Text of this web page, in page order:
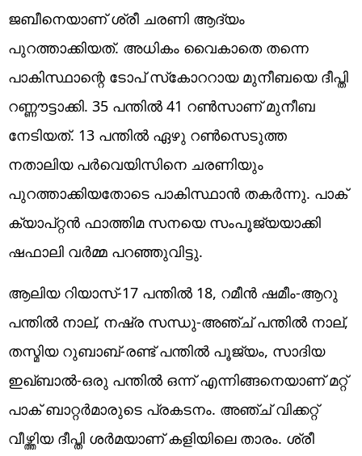
ജബീനെയാണ് ശ്രീ ചരണി ആദ്യം
പുറത്താക്കിയത്. അധികം വൈകാതെ തന്നെ
പാകിസ്ഥാന്റെ ടോപ് സ്‌കോററായ മുനീബയെ ദീപ്തി
റണ്ണൗട്ടാക്കി. 35 പന്തില്‍ 41 റണ്‍സാണ് മുനീബ
നേടിയത്. 13 പന്തില്‍ ഏഴു റണ്‍സെടുത്ത
നതാലിയ പര്‍വെയിസിനെ ചരണിയും
പുറത്താക്കിയതോടെ പാകിസ്ഥാന്‍ തകര്‍ന്നു. പാക്
ക്യാപ്റ്റന്‍ ഫാത്തിമ സനയെ സംപൂജ്യയാക്കി
ഷഫാലി വര്‍മ്മ പറഞ്ഞുവിട്ടു.
ആലിയ റിയാസ്-17 പന്തില്‍ 18, റമീന്‍ ഷമീം-ആറു
പന്തില്‍ നാല്, നഷ്ര സന്ധു-അഞ്ച് പന്തില്‍ നാല്,
തസ്മിയ റുബാബ്-രണ്ട് പന്തില്‍ പൂജ്യം, സാദിയ
ഇഖ്ബാല്‍-ഒരു പന്തില്‍ ഒന്ന് എന്നിങ്ങനെയാണ് മറ്റ്
പാക് ബാറ്റര്‍മാരുടെ പ്രകടനം. അഞ്ച് വിക്കറ്റ്
വീഴ്ത്തിയ ദീപ്തി ശര്‍മയാണ് കളിയിലെ താരം. ശ്രീ